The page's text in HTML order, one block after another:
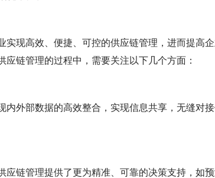
实现高效、便捷、可控的供应链管理，进而提高
链管理的过程中，需要关注以下几个方面：
内外部数据的高效整合，实现信息共享，无缝对
应链管理提供了更为精准、可靠的决策支持，如